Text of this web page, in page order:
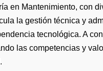
en Mantenimiento, con
la gestión técnica y
tecnológica. A
las competencias y